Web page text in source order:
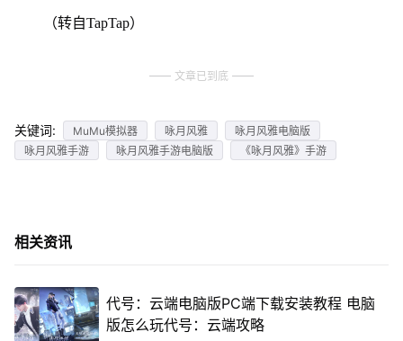
（转自TapTap）
文章已到底
关键词: MuMu模拟器 咏月风雅
咏月风雅电脑版
咏月风雅手游
咏月风雅手游电脑版 《咏月风雅》手游
相关资讯
代号：云端电脑版PC端下载安装教程 电脑
版怎么玩代号：云端攻略